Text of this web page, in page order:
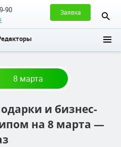
90 Заявка
8 марта
и бизнес-
на 8 марта —